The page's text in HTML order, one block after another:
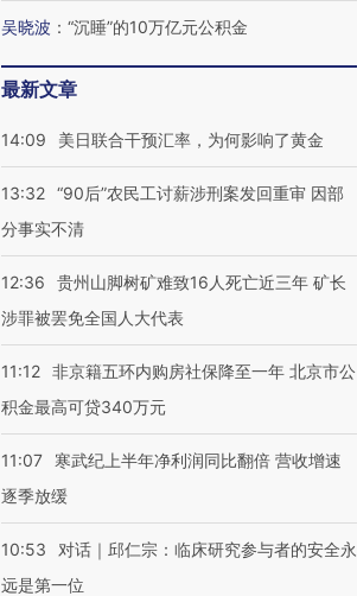
吴晓波 ： “沉睡”的10万亿元公积金
最新文章
14:09 美日联合干预汇率，为何影响了黄金
13:32 “90后”农民工讨薪涉刑案发回重审 因部
分事实不清
12:36
贵州山脚树矿难致16人死亡近三年 矿长
涉罪被罢免全国人大代表
11:12 非京籍五环内购房社保降至一年 北京市公
积金最高可贷340万元
11:07
寒武纪上半年净利润同比翻倍 营收增速
逐季放缓
10:53
对话｜邱仁宗：临床研究参与者的安全永
远是第一位